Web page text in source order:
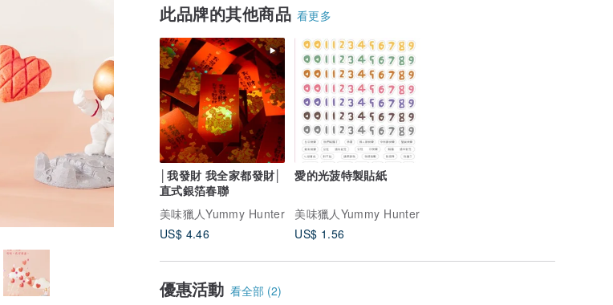
此品牌的其他商品 看更多
│我發財 我全家都發財│
直式銀箔春聯
美味獵人Yummy Hunter
US$ 4.46
愛的光菠特製貼紙
美味獵人Yummy Hunter
US$ 1.56
優惠活動 看全部 (2)